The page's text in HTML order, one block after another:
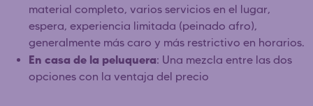
material completo, varios servicios en el lugar,
espera, experiencia limitada (peinado afro),
generalmente más caro y más restrictivo en horarios.
En casa de la peluquera: Una mezcla entre las dos
opciones con la ventaja del precio